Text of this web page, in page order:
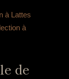
à Lattes
à
de